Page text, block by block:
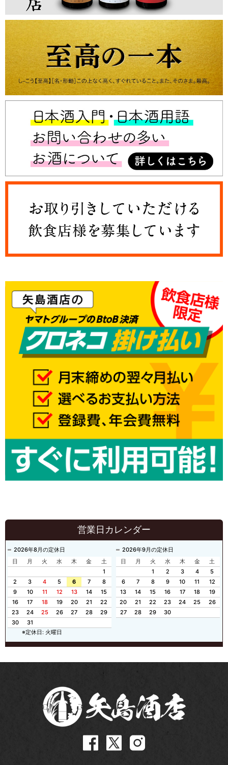
営業日カレンダー
2026年8月の定休日
日
月 火 水 木 金
土
1
2
3 4 5 6 7
8
9
10 11 12 13 14
15
16
17 18 19 20 21
22
23
24 25 26 27 28
29
30
31
2026年9月の定休日
日
月 火 水 木 金
土
1
2 3 4
5
6
7 8 9 10 11
12
13
14 15 16 17 18
19
20
21 22 23 24 25
26
27
28 29 30
※定休日: 火曜日